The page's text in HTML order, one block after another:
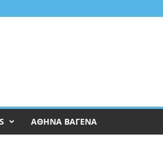
ΑΘΗΝΑ ΒΑΓΕΝΑ